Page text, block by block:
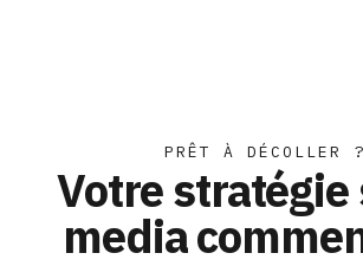
PRÊT À DÉCOLLER ?
Votre stratégie
media